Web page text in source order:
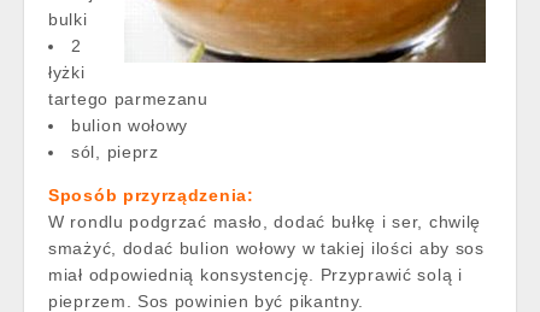
bulki
2
łyżki
tartego parmezanu
bulion wołowy
sól, pieprz
Sposób przyrządzenia:
W rondlu podgrzać masło, dodać bułkę i ser, chwilę
smażyć, dodać bulion wołowy w takiej ilości aby sos
miał odpowiednią konsystencję. Przyprawić solą i
pieprzem. Sos powinien być pikantny.